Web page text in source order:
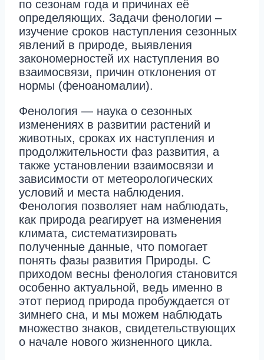
по сезонам года и причинах её
определяющих. Задачи фенологии –
изучение сроков наступления сезонных
явлений в природе, выявления
закономерностей их наступления во
взаимосвязи, причин отклонения от
нормы (феноаномалии).
Фенология — наука о сезонных
изменениях в развитии растений и
животных, сроках их наступления и
продолжительности фаз развития, а
также установлении взаимосвязи и
зависимости от метеорологических
условий и места наблюдения.
Фенология позволяет нам наблюдать,
как природа реагирует на изменения
климата, систематизировать
полученные данные, что помогает
понять фазы развития Природы. С
приходом весны фенология становится
особенно актуальной, ведь именно в
этот период природа пробуждается от
зимнего сна, и мы можем наблюдать
множество знаков, свидетельствующих
о начале нового жизненного цикла.